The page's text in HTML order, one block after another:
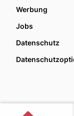
Werbung
Jobs
Datenschutz